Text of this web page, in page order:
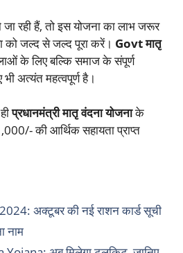
जा रही हैं, तो इस योजना का लाभ जरूर
को जल्द से जल्द पूरा करें। Govt मातृ
के लिए बल्कि समाज के संपूर्ण
अत्यंत महत्वपूर्ण है।
प्रधानमंत्री मातृ वंदना योजनाके
की आर्थिक सहायता प्राप्त
अक्टूबर की नई राशन कार्ड सूची
नाम